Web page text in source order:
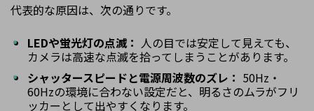
代表的な原因は、次の通りです。
LEDや蛍光灯の点滅： 人の目では安定して見えても、
カメラは高速な点滅を拾ってしまうことがあります。
シャッタースピードと電源周波数のズレ： 50Hz・
60Hzの環境に合わない設定だと、明るさのムラがフリ
ッカーとして出やすくなります。